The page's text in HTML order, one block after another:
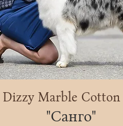
Dizzy Marble Cotton
"Санго"